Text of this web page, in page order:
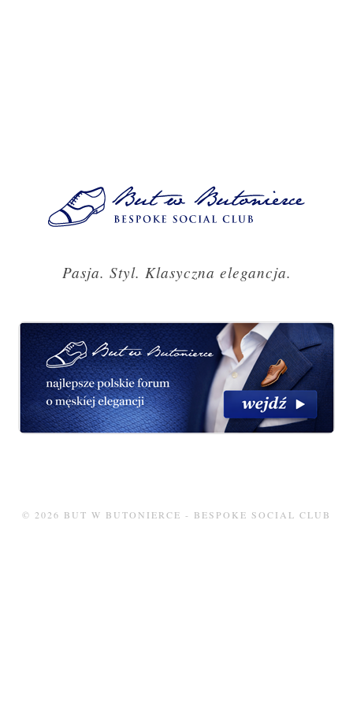
Pasja. Styl. Klasyczna elegancja.
© 2026 BUT W BUTONIERCE - BESPOKE SOCIAL CLUB